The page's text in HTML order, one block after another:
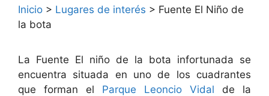
Inicio > Lugares de interés > Fuente El Niño de
la bota
La Fuente El niño de la bota infortunada se
encuentra situada en uno de los cuadrantes
que forman el Parque Leoncio Vidal de la